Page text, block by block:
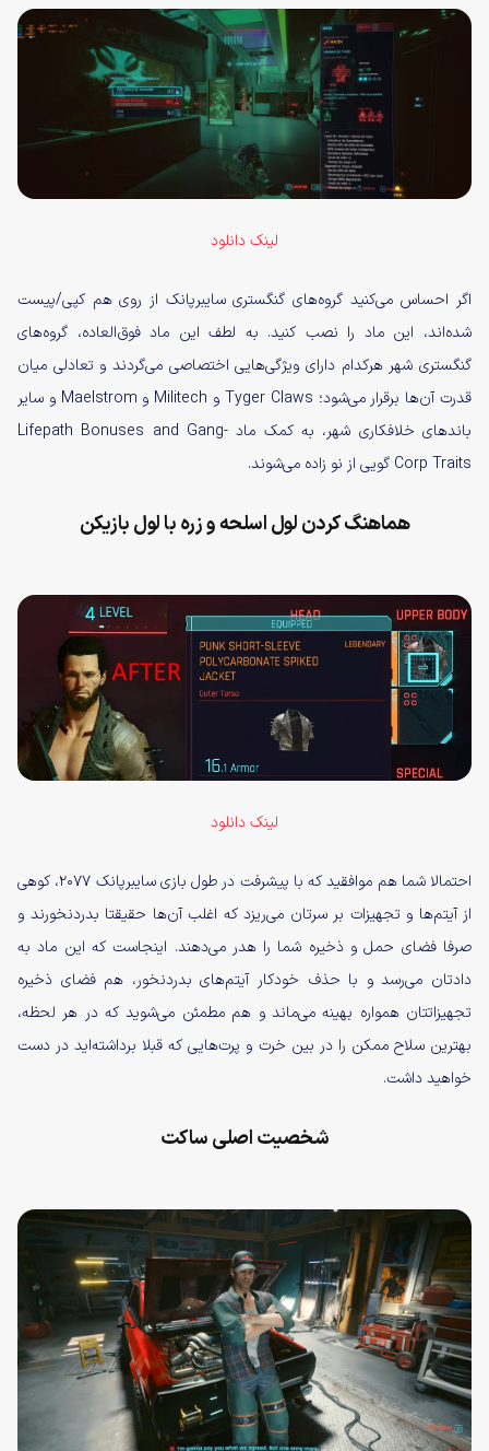
لینک دانلود
اگر احساس می‌کنید گروه‌های گنگستری سایبرپانک از روی هم کپی/پیست
شده‌اند، این ماد را نصب کنید. به لطف این ماد فوق‌العاده، گروه‌های
گنگستری شهر هرکدام دارای ویژگی‌هایی اختصاصی می‌‌گردند و تعادلی میان
قدرت آن‌ها برقرار می‌شود؛ Tyger Claws و Militech و Maelstrom و سایر
باندهای خلافکاری شهر، به کمک ماد Lifepath Bonuses and Gang-
Corp Traits گویی از نو زاده می‌شوند.
هماهنگ کردن لول اسلحه و زره با لول بازیکن
لینک دانلود
احتمالا شما هم موافقید که با پیشرفت در طول بازی سایبرپانک ۲۰۷۷، کوهی
از آیتم‌ها و تجهیزات بر سرتان می‌ریزد که اغلب آن‌ها حقیقتا بدردنخورند و
صرفا فضای حمل و ذخیره شما را هدر می‌دهند. اینجاست که این ماد به
دادتان می‌رسد و با حذف خودکار آیتم‌های بدردنخور، هم فضای ذخیره
تجهیزاتتان همواره بهینه می‌ماند و هم مطمئن می‌شوید که در هر لحظه،
بهترین سلاح ممکن را در بین خرت و پرت‌هایی که قبلا برداشته‌اید در دست
خواهید داشت.
شخصیت اصلی ساکت